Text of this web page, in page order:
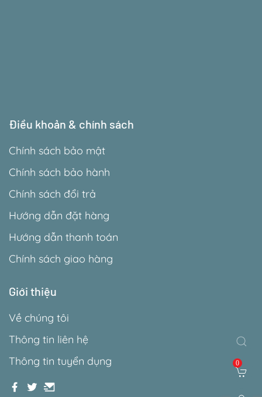
Điều khoản & chính sách
Chính sách bảo mật
Chính sách bảo hành
Chính sách đổi trả
Hướng dẫn đặt hàng
Hướng dẫn thanh toán
Chính sách giao hàng
Giới thiệu
Về chúng tôi
Thông tin liên hệ
Thông tin tuyển dụng
0